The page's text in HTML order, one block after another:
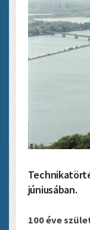
júniusában.
100 éve